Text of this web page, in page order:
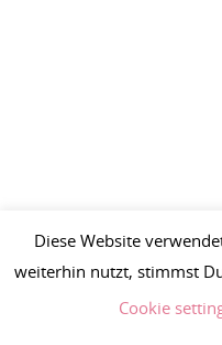
Diese Website
weiterhin nutzt, stimmst
Cookie